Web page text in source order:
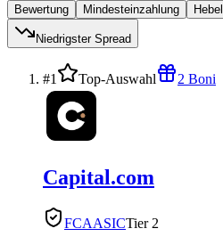
Bewertung Mindesteinzahlung Hebel
Niedrigster Spread
#1 Top-Auswahl 2 Boni
Capital.com
FCAASICTier 2